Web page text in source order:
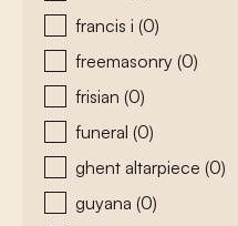
francis i (0)
freemasonry (0)
frisian (0)
funeral (0)
ghent altarpiece (0)
guyana (0)